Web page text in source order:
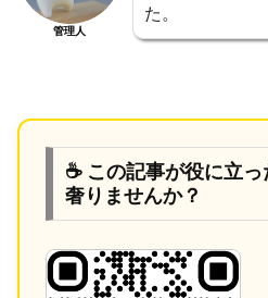
管理人
た。
☕ この記事が役に立
奢りませんか？